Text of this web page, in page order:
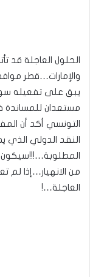
الحلول العاجلة قد
يبق على تفعيله
مستعدان للمساندة
التونسي أكد أن
النقد الدولي
المطلوبة…!!!سيكون
من الانهيار…إذا
العاجلة…!